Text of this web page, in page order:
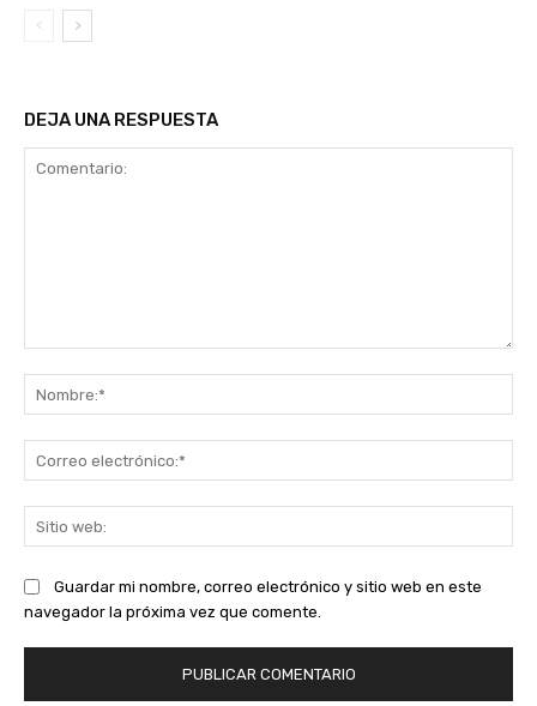
DEJA UNA RESPUESTA
Guardar mi nombre, correo electrónico y sitio web en este
navegador la próxima vez que comente.